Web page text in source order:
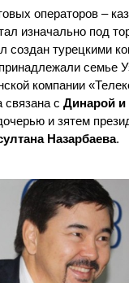
операторов –
изначально под
создан турецкими
семье
компании
с Динарой
и зятем
Назарбаева.